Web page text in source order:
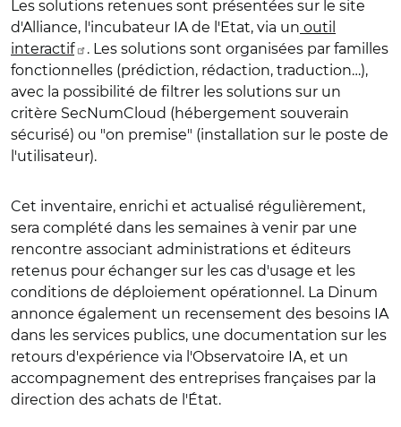
Les solutions retenues sont présentées sur le site
d'Alliance, l'incubateur IA de l'Etat, via un outil
interactif
. Les solutions sont organisées par familles
fonctionnelles (prédiction, rédaction, traduction…),
avec la possibilité de filtrer les solutions sur un
critère SecNumCloud (hébergement souverain
sécurisé) ou "on premise" (installation sur le poste de
l'utilisateur).
Cet inventaire, enrichi et actualisé régulièrement,
sera complété dans les semaines à venir par une
rencontre associant administrations et éditeurs
retenus pour échanger sur les cas d'usage et les
conditions de déploiement opérationnel. La Dinum
annonce également un recensement des besoins IA
dans les services publics, une documentation sur les
retours d'expérience via l'Observatoire IA, et un
accompagnement des entreprises françaises par la
direction des achats de l'État.